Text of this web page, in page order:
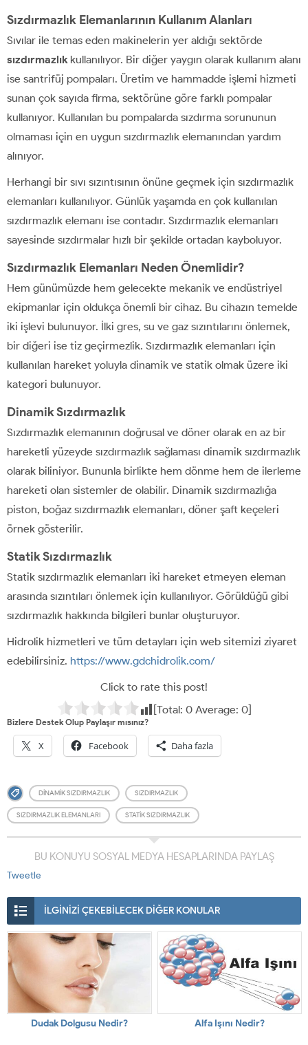
Sızdırmazlık Elemanlarının Kullanım Alanları
Sıvılar ile temas eden makinelerin yer aldığı sektörde
sızdırmazlık kullanılıyor. Bir diğer yaygın olarak kullanım alanı
ise santrifüj pompaları. Üretim ve hammadde işlemi hizmeti
sunan çok sayıda firma, sektörüne göre farklı pompalar
kullanıyor. Kullanılan bu pompalarda sızdırma sorununun
olmaması için en uygun sızdırmazlık elemanından yardım
alınıyor.
Herhangi bir sıvı sızıntısının önüne geçmek için sızdırmazlık
elemanları kullanılıyor. Günlük yaşamda en çok kullanılan
sızdırmazlık elemanı ise contadır. Sızdırmazlık elemanları
sayesinde sızdırmalar hızlı bir şekilde ortadan kayboluyor.
Sızdırmazlık Elemanları Neden Önemlidir?
Hem günümüzde hem gelecekte mekanik ve endüstriyel
ekipmanlar için oldukça önemli bir cihaz. Bu cihazın temelde
iki işlevi bulunuyor. İlki gres, su ve gaz sızıntılarını önlemek,
bir diğeri ise tiz geçirmezlik. Sızdırmazlık elemanları için
kullanılan hareket yoluyla dinamik ve statik olmak üzere iki
kategori bulunuyor.
Dinamik Sızdırmazlık
Sızdırmazlık elemanının doğrusal ve döner olarak en az bir
hareketli yüzeyde sızdırmazlık sağlaması dinamik sızdırmazlık
olarak biliniyor. Bununla birlikte hem dönme hem de ilerleme
hareketi olan sistemler de olabilir. Dinamik sızdırmazlığa
piston, boğaz sızdırmazlık elemanları, döner şaft keçeleri
örnek gösterilir.
Statik Sızdırmazlık
Statik sızdırmazlık elemanları iki hareket etmeyen eleman
arasında sızıntıları önlemek için kullanılıyor. Görüldüğü gibi
sızdırmazlık hakkında bilgileri bunlar oluşturuyor.
Hidrolik hizmetleri ve tüm detayları için web sitemizi ziyaret
edebilirsiniz. https://www.gdchidrolik.com/
Click to rate this post!
[Total: 0Average: 0]
Bizlere Destek Olup Paylaşır mısınız?
X Facebook Daha fazla
DINAMIK SIZDIRMAZLIK SIZDIRMAZLIK
SIZDIRMAZLIK ELEMANLARI STATIK SIZDIRMAZLIK
BU KONUYU SOSYAL MEDYA HESAPLARINDA PAYLAŞ
Tweetle
İLGİNİZİ ÇEKEBİLECEK DİĞER KONULAR
Dudak Dolgusu Nedir? Alfa Işını Nedir?